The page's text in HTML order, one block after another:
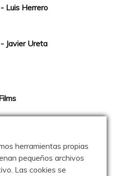
Luis Herrero
Javier Ureta
herramientas propias
pequeños archivos
Las cookies se